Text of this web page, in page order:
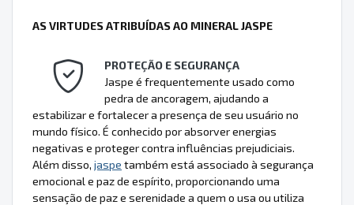
AS VIRTUDES ATRIBUÍDAS AO MINERAL JASPE
PROTEÇÃO E SEGURANÇA
Jaspe é frequentemente usado como
pedra de ancoragem, ajudando a
estabilizar e fortalecer a presença de seu usuário no
mundo físico. É conhecido por absorver energias
negativas e proteger contra influências prejudiciais.
Além disso, jaspe também está associado à segurança
emocional e paz de espírito, proporcionando uma
sensação de paz e serenidade a quem o usa ou utiliza